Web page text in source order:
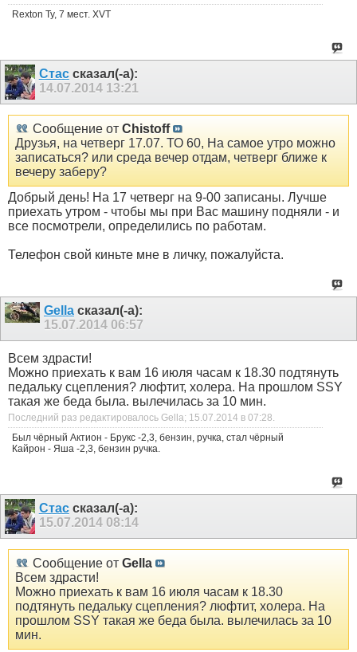
Rexton Ту, 7 мест. XVT
Стассказал(-а):
14.07.2014 13:21
Сообщение от Chistoff
Друзья, на четверг 17.07. ТО 60, На самое утро можно
записаться? или среда вечер отдам, четверг ближе к
вечеру заберу?
Добрый день! На 17 четверг на 9-00 записаны. Лучше
приехать утром - чтобы мы при Вас машину подняли - и
все посмотрели, определились по работам.
Телефон свой киньте мне в личку, пожалуйста.
Gella сказал(-а):
15.07.2014 06:57
Всем здрасти!
Можно приехать к вам 16 июля часам к 18.30 подтянуть
педальку сцепления? люфтит, холера. На прошлом SSY
такая же беда была. вылечилась за 10 мин.
Последний раз редактировалось Gella; 15.07.2014 в 07:28
Был чёрный Актион - Брукс -2,3, бензин, ручка, стал чёрный
Кайрон - Яша -2,3, бензин ручка.
Стассказал(-а):
15.07.2014 08:14
Сообщение от Gella
Всем здрасти!
Можно приехать к вам 16 июля часам к 18.30
подтянуть педальку сцепления? люфтит, холера. На
прошлом SSY такая же беда была. вылечилась за 10
мин.